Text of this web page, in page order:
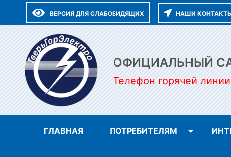
ВЕРСИЯ ДЛЯ СЛАБОВИДЯЩИХ НАШИ
ОФИЦИАЛЬНЫЙ
Телефон горячей
ГЛАВНАЯ ПОТРЕБИТЕЛЯМ